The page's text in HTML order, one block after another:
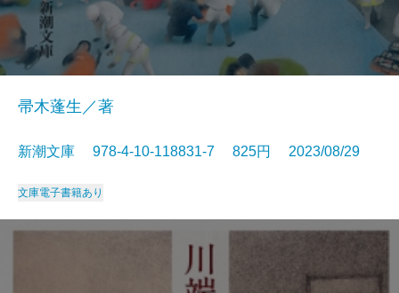
帚木蓬生／著
新潮文庫 978-4-10-118831-7 825円 2023/08/29
文庫電子書籍あり